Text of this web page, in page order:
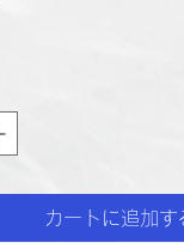
カートに追加す